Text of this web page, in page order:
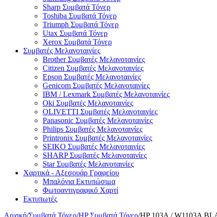
Sharp Συμβατά Τόνερ
Toshiba Συμβατά Τόνερ
Triumph Συμβατά Τόνερ
Utax Συμβατά Τόνερ
Xerox Συμβατά Τόνερ
Συμβατές Μελανοταινίες
Brother Συμβατές Μελανοταινίες
Citizen Συμβατές Μελανοταινίες
Epson Συμβατές Μελανοταινίες
Genicom Συμβατές Μελανοταινίες
IBM / Lexmark Συμβατές Μελανοταινίες
Oki Συμβατές Μελανοταινίες
OLIVETTI Συμβατές Μελανοταινίες
Panasonic Συμβατές Μελανοταινίες
Philips Συμβατές Μελανοταινίες
Printronix Συμβατές Μελανοταινίες
SEIKO Συμβατές Μελανοταινίες
SHARP Συμβατές Μελανοταινίες
Star Συμβατές Μελανοταινίες
Χαρτικά - Αξεσουάρ Γραφείου
Μπαλόνια Εκτυπώσιμα
Φωτοαντιγραφικό Χαρτί
Εκτυπωτές
Αρχική/Συμβατά Τόνερ/HP Συμβατά Τόνερ/HP 103A / W1103A